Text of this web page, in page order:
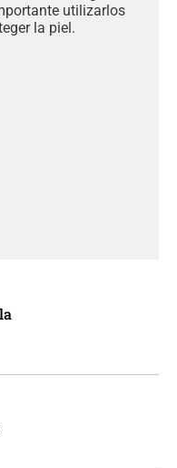
utilizarlos
la piel.